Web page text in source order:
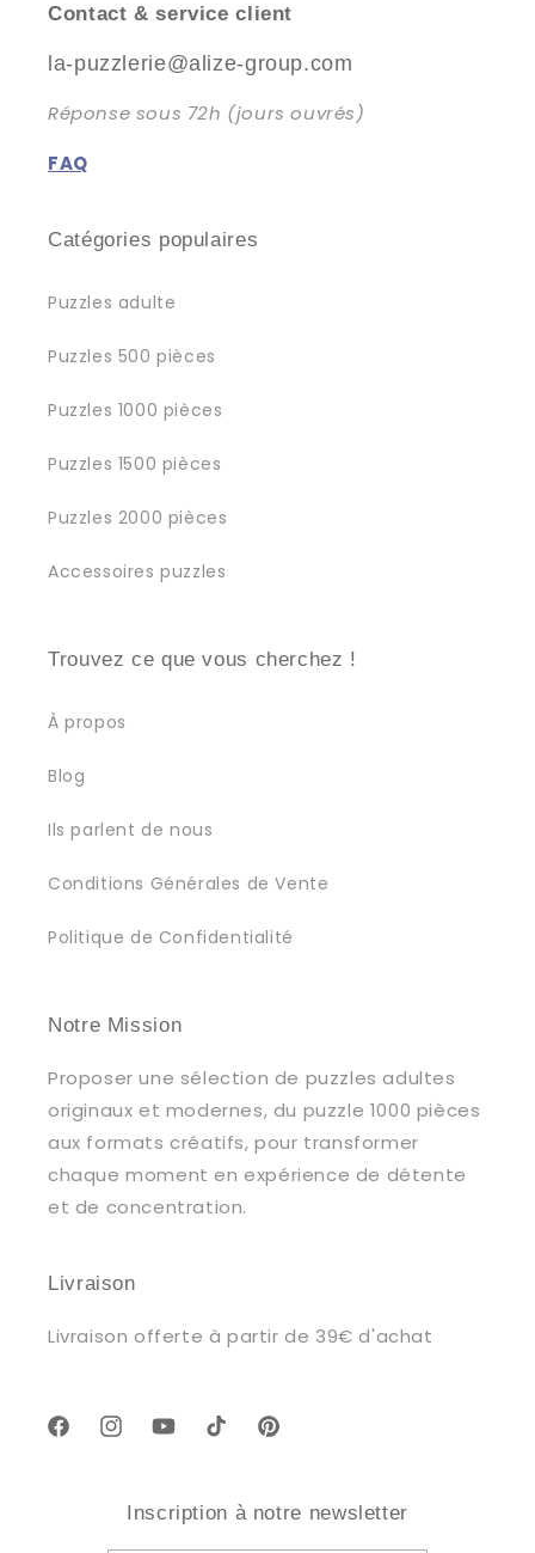
Contact & service client
la-puzzlerie@alize-group.com
Réponse sous 72h (jours ouvrés)
FAQ
Catégories populaires
Puzzles adulte
Puzzles 500 pièces
Puzzles 1000 pièces
Puzzles 1500 pièces
Puzzles 2000 pièces
Accessoires puzzles
Trouvez ce que vous cherchez !
À propos
Blog
Ils parlent de nous
Conditions Générales de Vente
Politique de Confidentialité
Notre Mission
Proposer une sélection de puzzles adultes
originaux et modernes, du puzzle 1000 pièces
aux formats créatifs, pour transformer
chaque moment en expérience de détente
et de concentration.
Livraison
Livraison offerte à partir de 39€ d'achat
FacebookInstagramYouTubeTikTok Pinterest
Inscription à notre newsletter